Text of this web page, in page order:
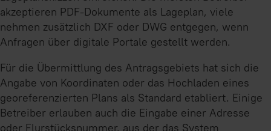
akzeptieren PDF-Dokumente als Lageplan, viele
nehmen zusätzlich DXF oder DWG entgegen, wenn
Anfragen über digitale Portale gestellt werden.
Für die Übermittlung des Antragsgebiets hat sich die
Angabe von Koordinaten oder das Hochladen eines
georeferenzierten Plans als Standard etabliert. Einige
Betreiber erlauben auch die Eingabe einer Adresse
oder Flurstücksnummer, aus der das System